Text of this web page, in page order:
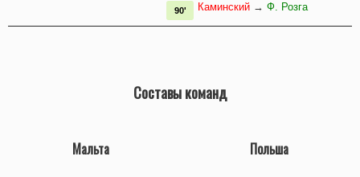
Каминский → Ф. Розга
90'
Составы команд
Мальта Польша